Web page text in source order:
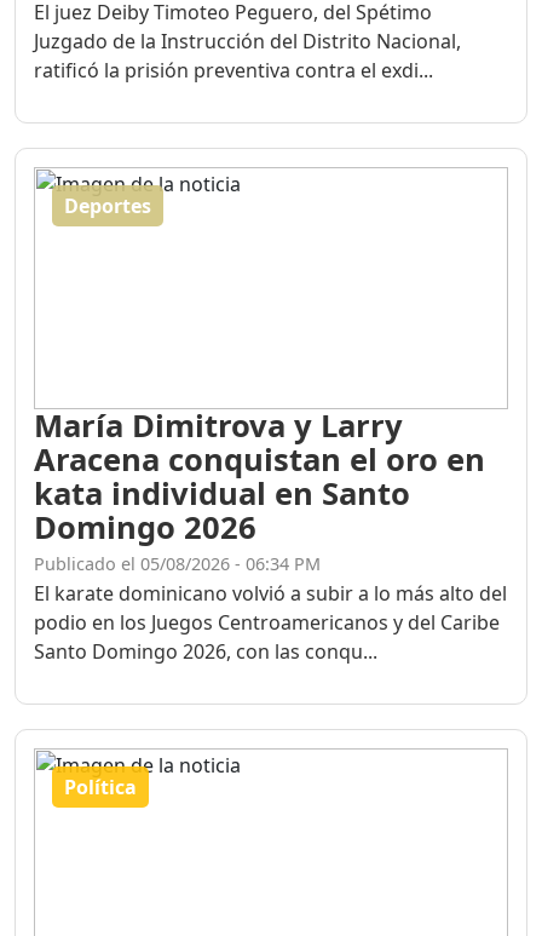
El juez Deiby Timoteo Peguero, del Spétimo
Juzgado de la Instrucción del Distrito Nacional,
ratificó la prisión preventiva contra el exdi...
Deportes
María Dimitrova y Larry
Aracena conquistan el oro en
kata individual en Santo
Domingo 2026
Publicado el 05/08/2026 - 06:34 PM
El karate dominicano volvió a subir a lo más alto del
podio en los Juegos Centroamericanos y del Caribe
Santo Domingo 2026, con las conqu...
Política